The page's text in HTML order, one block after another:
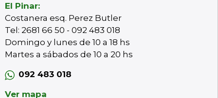
El Pinar:
Costanera esq. Perez Butler
Tel: 2681 66 50 - 092 483 018
Domingo y lunes de 10 a 18 hs
Martes a sábados de 10 a 20 hs
092 483 018
Ver mapa